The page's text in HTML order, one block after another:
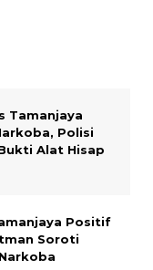
Tamanjaya
Polisi
Alat Hisap
Positif
Soroti